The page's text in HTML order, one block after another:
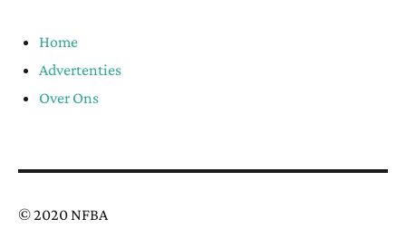
Home
Advertenties
Over Ons
© 2020 NFBA